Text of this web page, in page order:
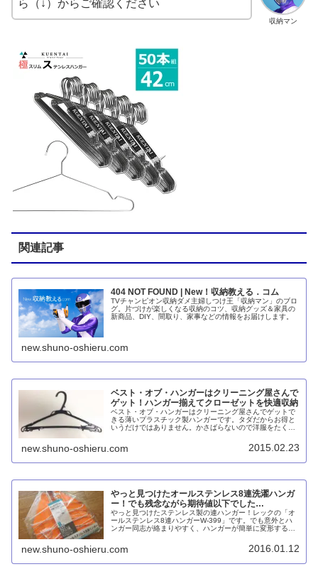
収納マン
ら（↓）からご確認ください
関連記事
404 NOT FOUND | New！収納教える．コム
TVチャンピオン収納ダメ主婦しつけ王「収納マン」のブロ
グ。片づけが楽しくなる収納のコツ、収納グッズ＆家具の
新商品、DIY、間取り、家事などの情報をお届けします。
new.shuno-oshieru.com
ベスト・オブ・ハンガーはクリーニング屋さんで
ゲット！ハンガー揃えてクローゼットを快適収納
ベスト・オブ・ハンガーはクリーニング屋さんでゲットで
きる薄いプラスチック製ハンガーです。タダだからお得と
いうだけではありません。かさばらないので洋服をたくさ
外と丈夫で壊れない、洗濯を干してそのままクローゼット
でも使えるなど、メリットがたくさんあります。
new.shuno-oshieru.com 2015.02.23
やっと見つけたオールステンレス8連洗濯ハンガ
ー！でも残念ながら期待値以下でした…
やっと見つけたステンレス製の連ハンガー！レックの「オ
ールステンレス8連ハンガーW-399」です。でも意外とハ
ンガー同志が絡まりやすく、ハンガーが簡単に変形するの
new.shuno-oshieru.com 2016.01.12